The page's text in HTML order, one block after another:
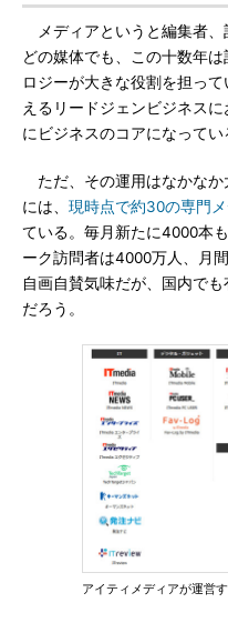
メディアというと編集者、
どの媒体でも、この十数年
ロジーが大きな役割を担っ
えるリードジェンビジネス
にビジネスのコアになってい
ただ、その運用はなかなか
には、 現時点で約30の専門
ている。毎月新たに4000本
ーク訪問者は4000万人、月
自画自賛気味だが、国内で
だろう。
アイティメディアが運営